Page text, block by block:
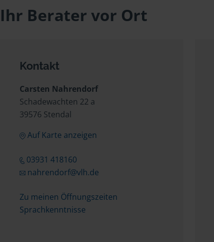
Ihr Berater vor Ort
Kontakt
Carsten Nahrendorf
Schadewachten 22 a
39576 Stendal
Auf Karte anzeigen
03931 418160
nahrendorf@vlh.de
Zu meinen Öffnungszeiten
Sprachkenntnisse